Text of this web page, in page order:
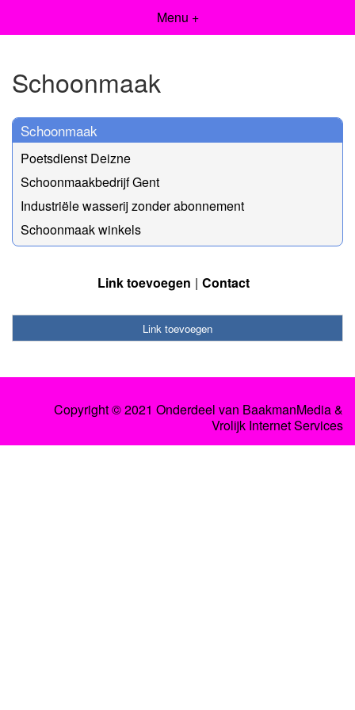
Menu +
Schoonmaak
Schoonmaak
Poetsdienst Deizne
Schoonmaakbedrijf Gent
Industriële wasserij zonder abonnement
Schoonmaak winkels
Link toevoegen Contact
Link toevoegen
Copyright © 2021 Onderdeel van BaakmanMedia&
Vrolijk Internet Services